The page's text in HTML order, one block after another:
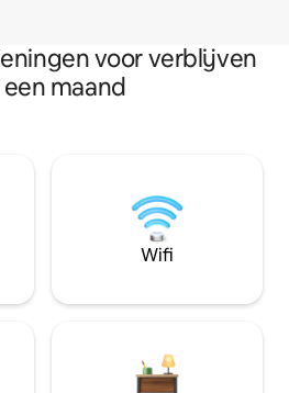
voor verblijven
maand
Wifi